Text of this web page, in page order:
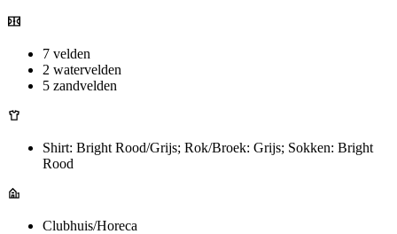
7 velden
2 watervelden
5 zandvelden
Shirt: Bright Rood/Grijs; Rok/Broek: Grijs; Sokken: Bright
Rood
Clubhuis/Horeca